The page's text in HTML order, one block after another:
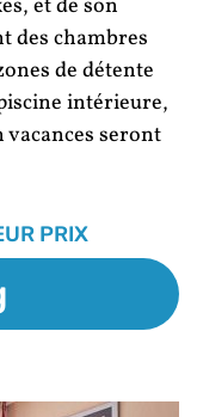
et de son
des chambres
de détente
intérieure,
seront
PRIX